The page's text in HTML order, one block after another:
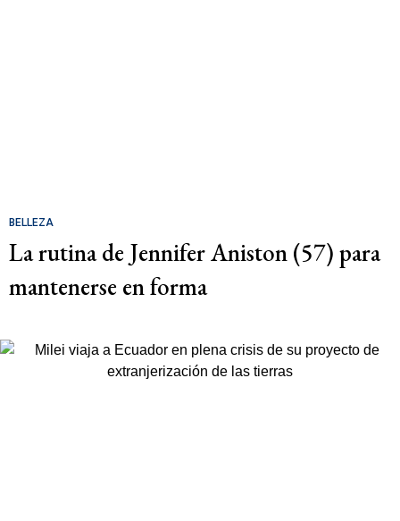
BELLEZA
La rutina de Jennifer Aniston (57) para
mantenerse en forma